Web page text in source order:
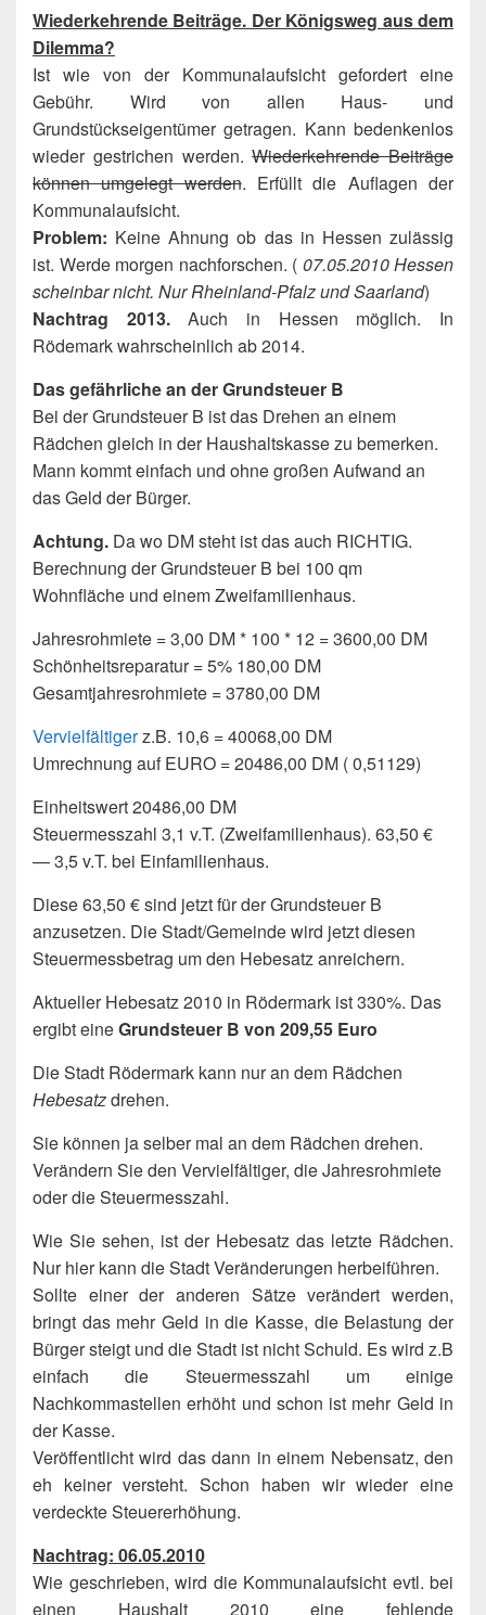
Wiederkehrende Beiträge. Der Königsweg aus dem
Dilemma?
Ist wie von der Kommunalaufsicht gefordert eine
Gebühr. Wird von allen Haus- und
Grundstückseigentümer getragen. Kann bedenkenlos
wieder gestrichen werden.Wiederkehrende Beiträge
können umgelegt werden. Erfüllt die Auflagen der
Kommunalaufsicht.
Problem: Keine Ahnung ob das in Hessen zulässig
ist. Werde morgen nachforschen. ( 07.05.2010 Hessen
scheinbar nicht. Nur Rheinland-Pfalz und Saarland)
Nachtrag 2013.Auch in Hessen möglich. In
Rödemark wahrscheinlich ab 2014.
Das gefährliche an der Grundsteuer B
Bei der Grundsteuer B ist das Drehen an einem
Rädchen gleich in der Haushaltskasse zu bemerken.
Mann kommt einfach und ohne großen Aufwand an
das Geld der Bürger.
Achtung. Da wo DM steht ist das auch RICHTIG.
Berechnung der Grundsteuer B bei 100 qm
Wohnfläche und einem Zweifamilienhaus.
Jahresrohmiete = 3,00 DM * 100 * 12 = 3600,00 DM
Schönheitsreparatur = 5% 180,00 DM
Gesamtjahresrohmiete = 3780,00 DM
Vervielfältigerz.B. 10,6 = 40068,00 DM
Umrechnung auf EURO = 20486,00 DM ( 0,51129)
Einheitswert 20486,00 DM
Steuermesszahl 3,1 v.T. (Zweifamilienhaus). 63,50 €
— 3,5 v.T. bei Einfamilienhaus.
Diese 63,50 € sind jetzt für der Grundsteuer B
anzusetzen. Die Stadt/Gemeinde wird jetzt diesen
Steuermessbetrag um den Hebesatz anreichern.
Aktueller Hebesatz 2010 in Rödermark ist 330%. Das
ergibt eineGrundsteuer B von 209,55 Euro
Die Stadt Rödermark kann nur an dem Rädchen
Hebesatzdrehen.
Sie können ja selber mal an dem Rädchen drehen.
Verändern Sie den Vervielfältiger, die Jahresrohmiete
oder die Steuermesszahl.
Wie Sie sehen, ist der Hebesatz das letzte Rädchen.
Nur hier kann die Stadt Veränderungen herbeiführen.
Sollte einer der anderen Sätze verändert werden,
bringt das mehr Geld in die Kasse, die Belastung der
Bürger steigt und die Stadt ist nicht Schuld. Es wird z.B
einfach die Steuermesszahl um einige
Nachkommastellen erhöht und schon ist mehr Geld in
der Kasse.
Veröffentlicht wird das dann in einem Nebensatz, den
eh keiner versteht. Schon haben wir wieder eine
verdeckte Steuererhöhung.
Nachtrag: 06.05.2010
Wie geschrieben, wird die Kommunalaufsicht evtl. bei
einen Haushalt 2010 eine fehlende